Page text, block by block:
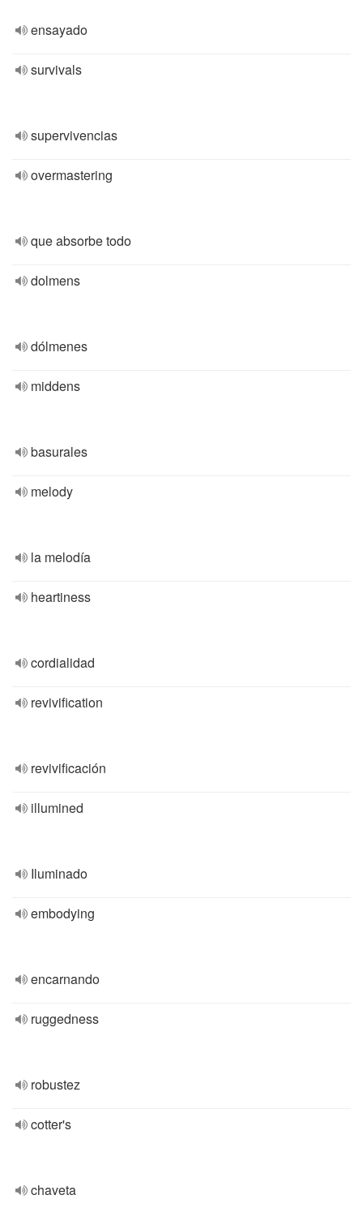
ensayado
survivals
supervivencias
overmastering
que absorbe todo
dolmens
dólmenes
middens
basurales
melody
la melodía
heartiness
cordialidad
revivification
revivificación
illumined
Iluminado
embodying
encarnando
ruggedness
robustez
cotter's
chaveta